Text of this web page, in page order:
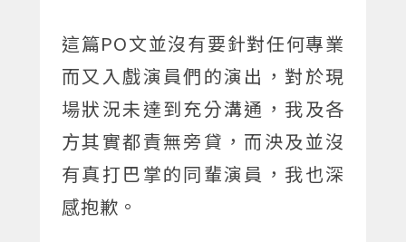
這篇PO文並沒有要針對任何專業
而又入戲演員們的演出，對於現
場狀況未達到充分溝通，我及各
方其實都責無旁貸，而泱及並沒
有真打巴掌的同輩演員，我也深
感抱歉。